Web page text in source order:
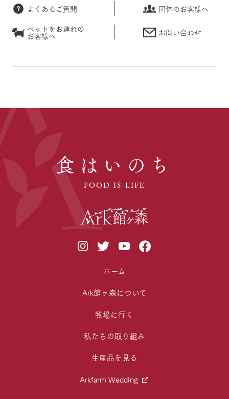
よくあるご質問
団体のお客様へ
ペットをお連れの
お客様へ お問い合わせ
食はいのち
FOOD IS LIFE
ホーム
Ark館ヶ森について
牧場に行く
私たちの取り組み
生産品を見る
Arkfarm Wedding